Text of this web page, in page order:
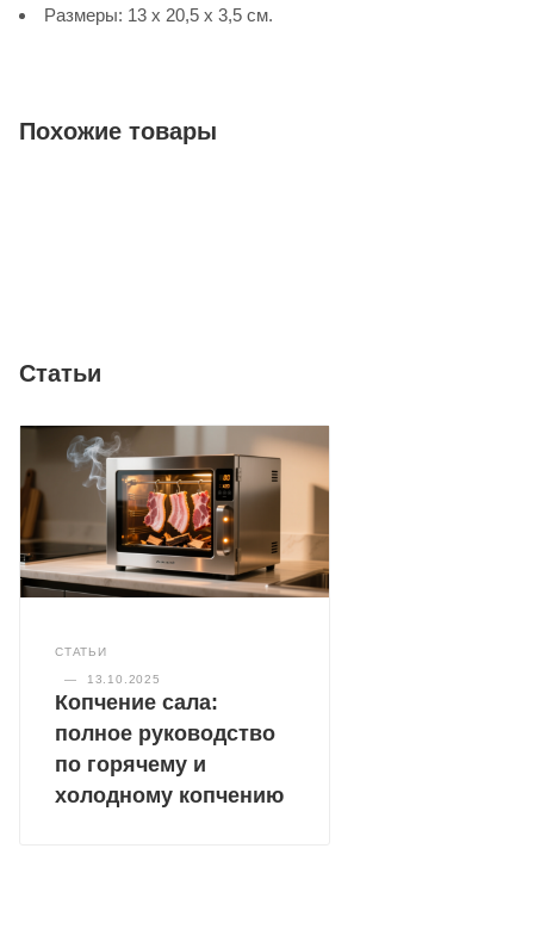
Размеры: 13 х 20,5 х 3,5 см.
Похожие товары
Статьи
СТАТЬИ
— 13.10.2025
Копчение сала:
полное руководство
по горячему и
холодному копчению